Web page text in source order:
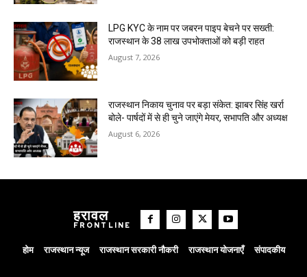
LPG KYC के नाम पर जबरन पाइप बेचने पर सख्ती:
राजस्थान के 38 लाख उपभोक्ताओं को बड़ी राहत
August 7, 2026
राजस्थान निकाय चुनाव पर बड़ा संकेत: झाबर सिंह खर्रा
बोले- पार्षदों में से ही चुने जाएंगे मेयर, सभापति और अध्यक्ष
August 6, 2026
हरावल
FRONTLINE
होम राजस्थान न्यूज राजस्थान सरकारी नौकरी राजस्थान योजनाएँ संपादकीय